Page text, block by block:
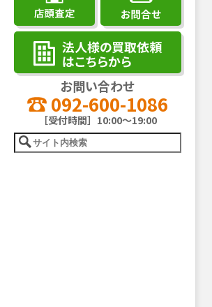
お問い合わせ
092-600-1086
［受付時間］10:00～19:00